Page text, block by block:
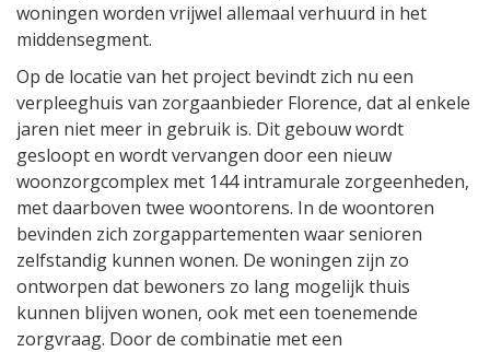
woningen worden vrijwel allemaal verhuurd in het
middensegment.
Op de locatie van het project bevindt zich nu een
verpleeghuis van zorgaanbieder Florence, dat al enkele
jaren niet meer in gebruik is. Dit gebouw wordt
gesloopt en wordt vervangen door een nieuw
woonzorgcomplex met 144 intramurale zorgeenheden,
met daarboven twee woontorens. In de woontoren
bevinden zich zorgappartementen waar senioren
zelfstandig kunnen wonen. De woningen zijn zo
ontworpen dat bewoners zo lang mogelijk thuis
kunnen blijven wonen, ook met een toenemende
zorgvraag. Door de combinatie met een